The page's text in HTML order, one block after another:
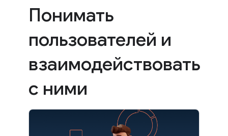
Понимать
пользователей и
взаимодействовать
с ними